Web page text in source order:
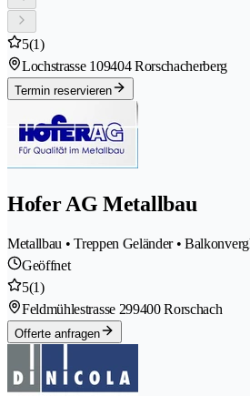
5(1)
Lochstrasse 109404 Rorschacherberg
Termin reservieren
Hofer AG Metallbau
Metallbau • Treppen Geländer •
Geöffnet
5(1)
Feldmühlestrasse 299400 Rorschach
Offerte anfragen